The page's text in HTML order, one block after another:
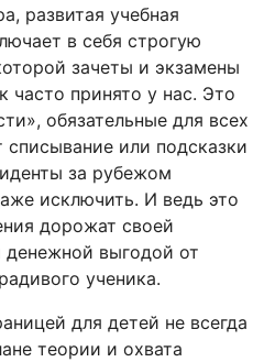
развитая учебная
в себя строгую
зачеты и экзамены
часто принято у нас. Это
обязательные для всех
или подсказки
за рубежом
исключить. И ведь это
дорожат своей
выгодой от
ученика.
для детей не всегда
теории и охвата